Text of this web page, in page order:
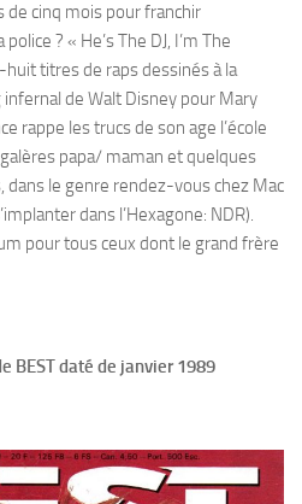
cinq mois pour franchir
? « He’s The DJ, I’m The
titres de raps dessinés à la
de Walt Disney pour Mary
rappe les trucs de son age l’école
papa/ maman et quelques
dans le genre rendez-vous chez Mac
dans l’Hexagone: NDR).
pour tous ceux dont le grand frère
BEST daté de janvier 1989